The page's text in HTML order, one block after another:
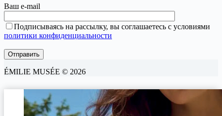
Ваш e-mail
Подписываясь на рассылку, вы соглашаетесь с условиями
политики конфиденциальности
ÉMILIE MUSÉE © 2026